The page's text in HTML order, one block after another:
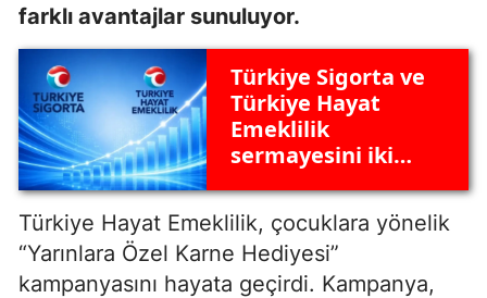
farklı avantajlar sunuluyor.
Türkiye Sigorta ve
Türkiye Hayat
Emeklilik
sermayesini iki
Türkiye Hayat Emeklilik, çocuklara yönelik
“Yarınlara Özel Karne Hediyesi”
kampanyasını hayata geçirdi. Kampanya,